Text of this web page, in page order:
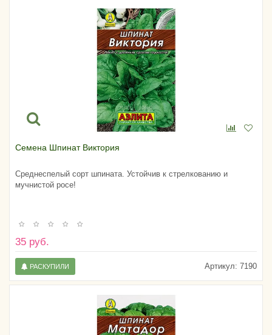
Семена Шпинат Виктория
Среднеспелый сорт шпината. Устойчив к стрелкованию и
мучнистой росе!
35 руб.
Артикул: 7190
РАСКУПИЛИ